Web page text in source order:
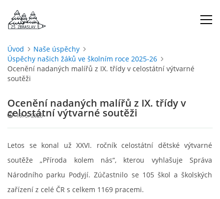
ÚVOD
ŠKOLNÍ ROK
DOKUMENTY
ŠKOLSKÁ RADA
Úvod
Naše úspěchy
Úspěchy našich žáků ve školním roce 2025-26
Ocenění nadaných malířů z IX. třídy v celostátní výtvarné
soutěži
Ocenění nadaných malířů z IX. třídy v
celostátní výtvarné soutěži
19. 5. 2026
Letos se konal už XXVI. ročník celostátní dětské výtvarné
soutěže „Příroda kolem nás“, kterou vyhlašuje Správa
Národního parku Podyjí. Zúčastnilo se 105 škol a školských
zařízení z celé ČR s celkem 1169 pracemi.